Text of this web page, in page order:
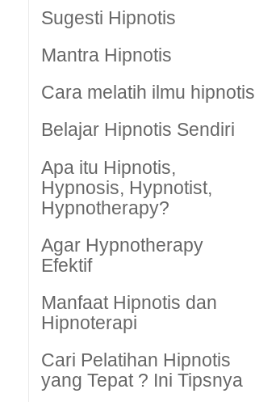
Sugesti Hipnotis
Mantra Hipnotis
Cara melatih ilmu hipnotis
Belajar Hipnotis Sendiri
Apa itu Hipnotis,
Hypnosis, Hypnotist,
Hypnotherapy?
Agar Hypnotherapy
Efektif
Manfaat Hipnotis dan
Hipnoterapi
Cari Pelatihan Hipnotis
yang Tepat ? Ini Tipsnya